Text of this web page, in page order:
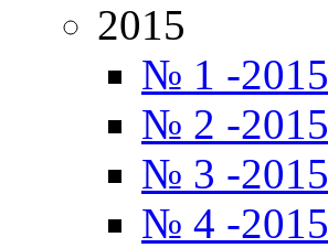
2015
№ 1 -2015
№ 2 -2015
№ 3 -2015
№ 4 -2015